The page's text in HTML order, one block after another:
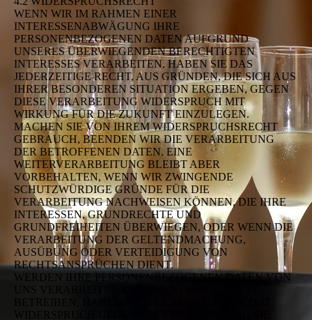
WENN WIR IM RAHMEN EINER
INTERESSENABWÄGUNG IHRE
PERSONENBEZOGENEN DATEN AUFGRUND
UNSERES ÜBERWIEGENDEN BERECHTIGTEN
INTERESSES VERARBEITEN, HABEN SIE DAS
JEDERZEITIGE RECHT, AUS GRÜNDEN, DIE SICH AUS
IHRER BESONDEREN SITUATION ERGEBEN, GEGEN
DIESE VERARBEITUNG WIDERSPRUCH MIT
WIRKUNG FÜR DIE ZUKUNFT EINZULEGEN.
MACHEN SIE VON IHREM WIDERSPRUCHSRECHT
GEBRAUCH, BEENDEN WIR DIE VERARBEITUNG
DER BETROFFENEN DATEN. EINE
WEITERVERARBEITUNG BLEIBT ABER
VORBEHALTEN, WENN WIR ZWINGENDE
SCHUTZWÜRDIGE GRÜNDE FÜR DIE
VERARBEITUNG NACHWEISEN KÖNNEN, DIE IHRE
INTERESSEN, GRUNDRECHTE UND
GRUNDFREIHEITEN ÜBERWIEGEN, ODER WENN DIE
VERARBEITUNG DER GELTENDMACHUNG,
AUSÜBUNG ODER VERTEIDIGUNG VON
RECHTSANSPRÜCHEN DIENT.
WERDEN IHRE PERSONENBEZOGENEN DATEN VON
UNS VERARBEITET, UM DIREKTWERBUNG ZU